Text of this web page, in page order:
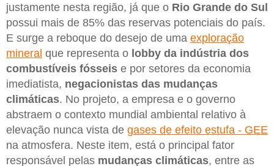
justamente nesta região, já que o Rio Grande do Sul
possui mais de 85% das reservas potenciais do país.
E surge a reboque do desejo de uma exploração
mineral que representa o lobby da indústria dos
combustíveis fósseis e por setores da economia
imediatista, negacionistas das mudanças
climáticas. No projeto, a empresa e o governo
abstraem o contexto mundial ambiental relativo à
elevação nunca vista de gases de efeito estufa - GEE
na atmosfera. Neste item, está o principal fator
responsável pelas mudanças climáticas, entre as